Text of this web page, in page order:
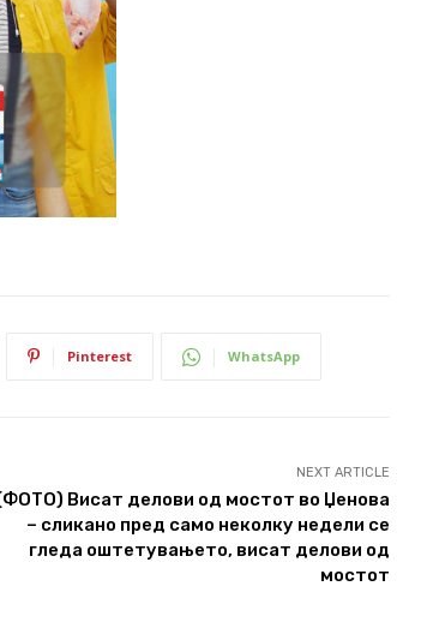
Pinterest WhatsApp
NEXT ARTICLE
Висат делови од мостот во Џенова
– сликано пред само неколку недели се
гледа оштетувањето, висат делови од
мостот